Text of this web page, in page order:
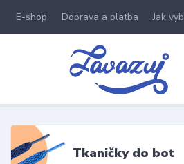
E-shop Doprava a platba Jak
Tkaničky do bot